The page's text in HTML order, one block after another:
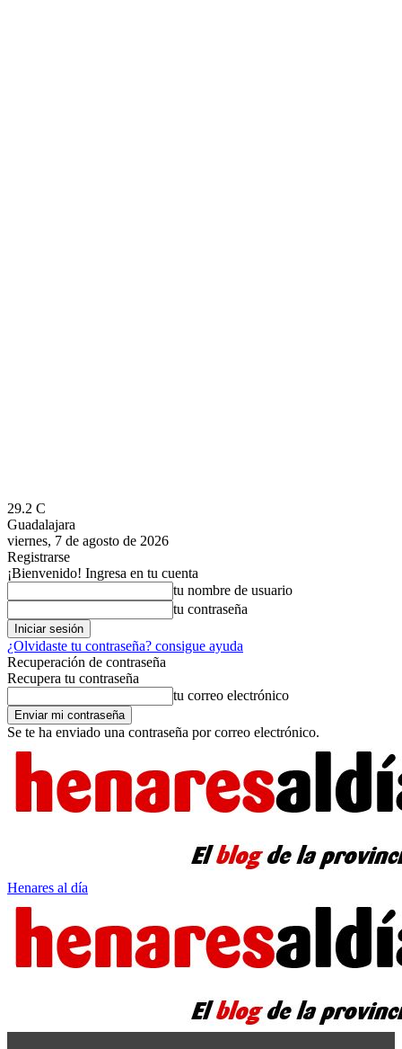
29.2 C
Guadalajara
viernes, 7 de agosto de 2026
Registrarse
¡Bienvenido! Ingresa en tu cuenta
tu nombre de usuario
tu contraseña
¿Olvidaste tu contraseña? consigue ayuda
Recuperación de contraseña
Recupera tu contraseña
tu correo electrónico
Se te ha enviado una contraseña por correo electrónico.
Henares al día